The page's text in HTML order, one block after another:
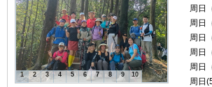
1 2 3 4 5 6 7 8 9 10
周日
周日
周日
周日
周日
周日